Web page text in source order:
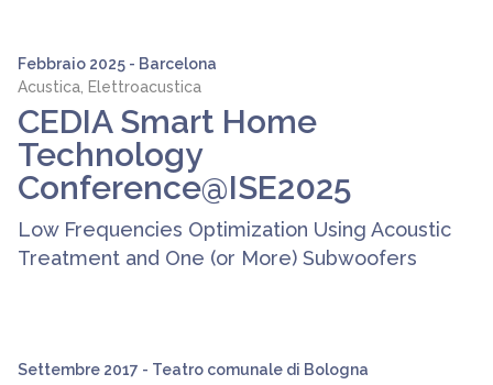
Febbraio 2025 - Barcelona
Acustica, Elettroacustica
CEDIA Smart Home
Technology
Conference@ISE2025
Low Frequencies Optimization Using Acoustic
Treatment and One (or More) Subwoofers
Settembre 2017 - Teatro comunale di Bologna